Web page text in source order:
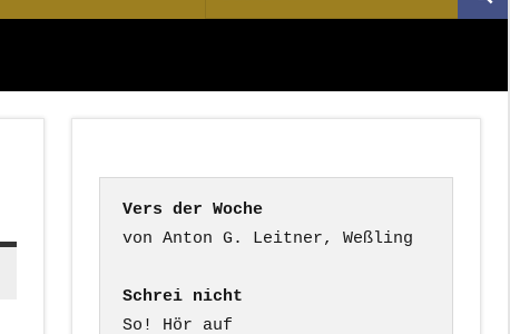
nach:
Vers der Woche
Schrei nicht
So! Hör auf